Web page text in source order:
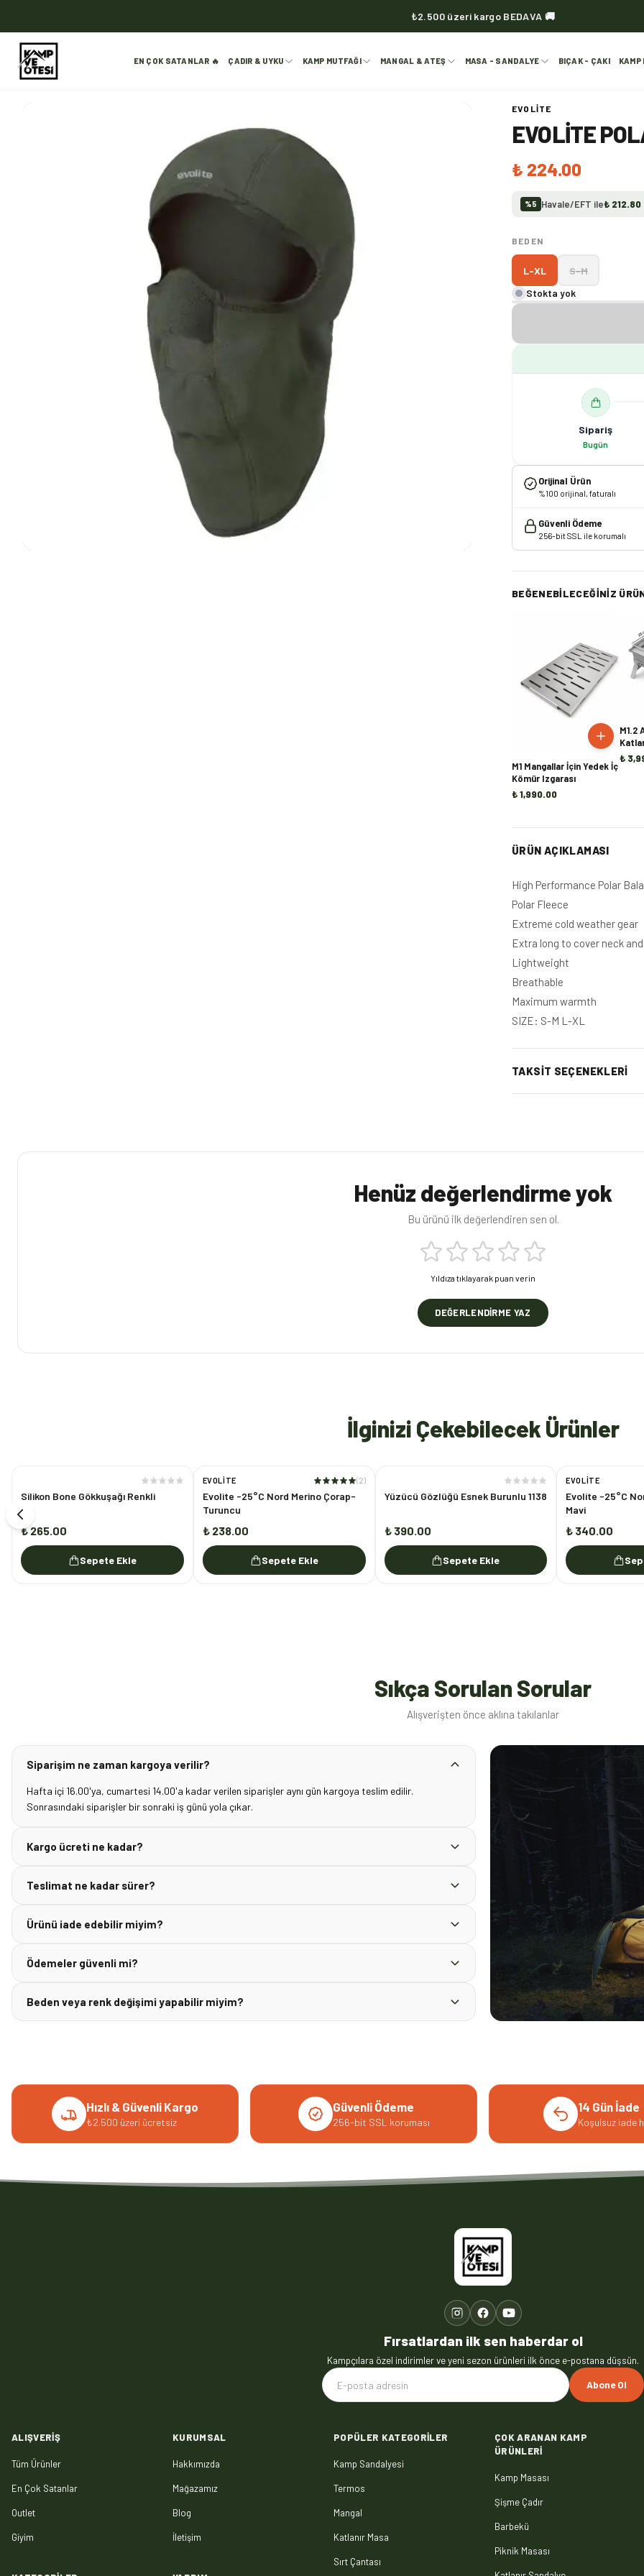
₺2.500 üzeri kargo BEDAVA 🚚
KVOX ürünlerinde kargo her zaman bedava 🔥
EN ÇOK SATANLAR 🔥 ÇADIR & UYKU KAMP MUTFAĞI MANGAL & ATEŞ MASA - SANDALYE BIÇAK - ÇAKI KAMP
EVOLITE
EVOLITE
₺ 224.00
%5 Havale/EFT ile₺ 212.80
BEDEN
L-XL
S-M
Stokta yok
Sipariş
Bugün
Orijinal Ürün
%100 orijinal, faturalı
Güvenli Ödeme
256-bit SSL ile korumalı
BEĞENEBILECEĞINIZ
M1 Mangallar İçin Yedek İç
Kömür Izgarası
₺ 1,990.00
M1.2
₺
ÜRÜN AÇIKLAMASI
High Performance Polar
Polar Fleece
Extreme cold weather gear
Extra long to cover neck
Lightweight
Breathable
Maximum warmth
SIZE: S-M L-XL
TAKSIT SEÇENEKLERI
Henüz değerlendirme yok
Bu ürünü ilk değerlendiren sen ol.
Yıldıza tıklayarak puan verin
DEĞERLENDIRME YAZ
İlginizi Çekebilecek Ürünler
Silikon Bone Gökkuşağı Renkli
₺ 265.00
Sepete Ekle
EVOLITE (2)
Evolite -25°C Nord Merino Çorap-
Turuncu
₺ 238.00
Sepete Ekle
Yüzücü Gözlüğü Esnek Burunlu 1138
₺ 390.00
Sepete Ekle
EVOLITE
Evolite -25°C
Mavi
₺ 340.00
Sıkça Sorulan Sorular
Alışverişten önce aklına takılanlar
Siparişim ne zaman kargoya verilir?
Hafta içi 16.00'ya, cumartesi 14.00'a kadar verilen siparişler aynı gün kargoya teslim edilir.
Sonrasındaki siparişler bir sonraki iş günü yola çıkar.
Kargo ücreti ne kadar?
Teslimat ne kadar sürer?
Ürünü iade edebilir miyim?
Ödemeler güvenli mi?
Beden veya renk değişimi yapabilir miyim?
Hızlı & Güvenli Kargo
₺2.500 üzeri ücretsiz
Güvenli Ödeme
256-bit SSL koruması
14 Gün İade
Koşulsuz iade
Fırsatlardan ilk sen haberdar ol
Kampçılara özel indirimler ve yeni sezon ürünleri ilk önce e-postana düşsün.
Abone Ol
ALIŞVERIŞ
Tüm Ürünler
En Çok Satanlar
Outlet
Giyim
KURUMSAL
Hakkımızda
Mağazamız
Blog
İletişim
POPÜLER KATEGORILER
Kamp Sandalyesi
Termos
Mangal
Katlanır Masa
Sırt Çantası
ÇOK ARANAN KAMP
ÜRÜNLERI
Kamp Masası
Şişme Çadır
Barbekü
Piknik Masası